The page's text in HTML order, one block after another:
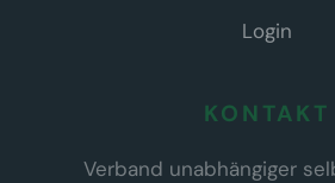
Login
KONTAKT
Verband unabhängiger